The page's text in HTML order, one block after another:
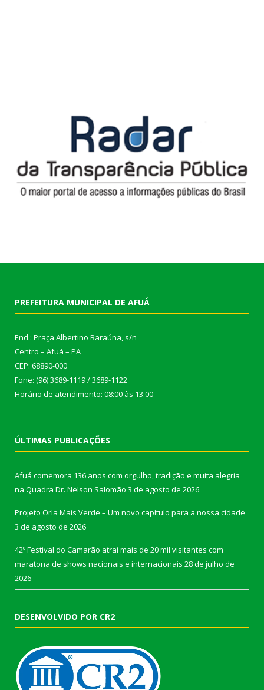
PREFEITURA MUNICIPAL DE AFUÁ
End.: Praça Albertino Baraúna, s/n
Centro – Afuá – PA
CEP: 68890-000
Fone: (96) 3689-1119 / 3689-1122
Horário de atendimento: 08:00 às 13:00
ÚLTIMAS PUBLICAÇÕES
Afuá comemora 136 anos com orgulho, tradição e muita alegria
na Quadra Dr. Nelson Salomão 3 de agosto de 2026
Projeto Orla Mais Verde – Um novo capítulo para a nossa cidade
3 de agosto de 2026
42º Festival do Camarão atrai mais de 20 mil visitantes com
maratona de shows nacionais e internacionais 28 de julho de
2026
DESENVOLVIDO POR CR2